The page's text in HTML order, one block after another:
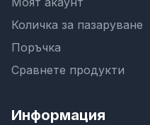
Количка за пазаруване
Поръчка
Сравнете продукти
Информация